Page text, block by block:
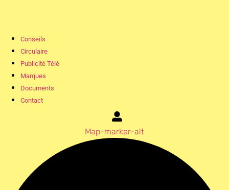
Conseils
Circulaire
Publicité Télé
Marques
Documents
Contact
Map-marker-alt